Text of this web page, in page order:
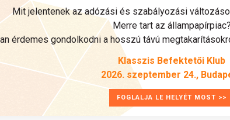
Mit jelentenek az adózási és szabályozási
Merre tart az állampapírpiac?
érdemes gondolkodni a hosszú távú
Klasszis Befektetői Klub
2026. szeptember 24.,
FOGLALJA LE HELYÉT MOST >>